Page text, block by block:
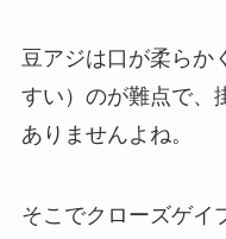
豆アジは口が柔らか
すい）のが難点で、
ありませんよね。
そこでクローズゲイ